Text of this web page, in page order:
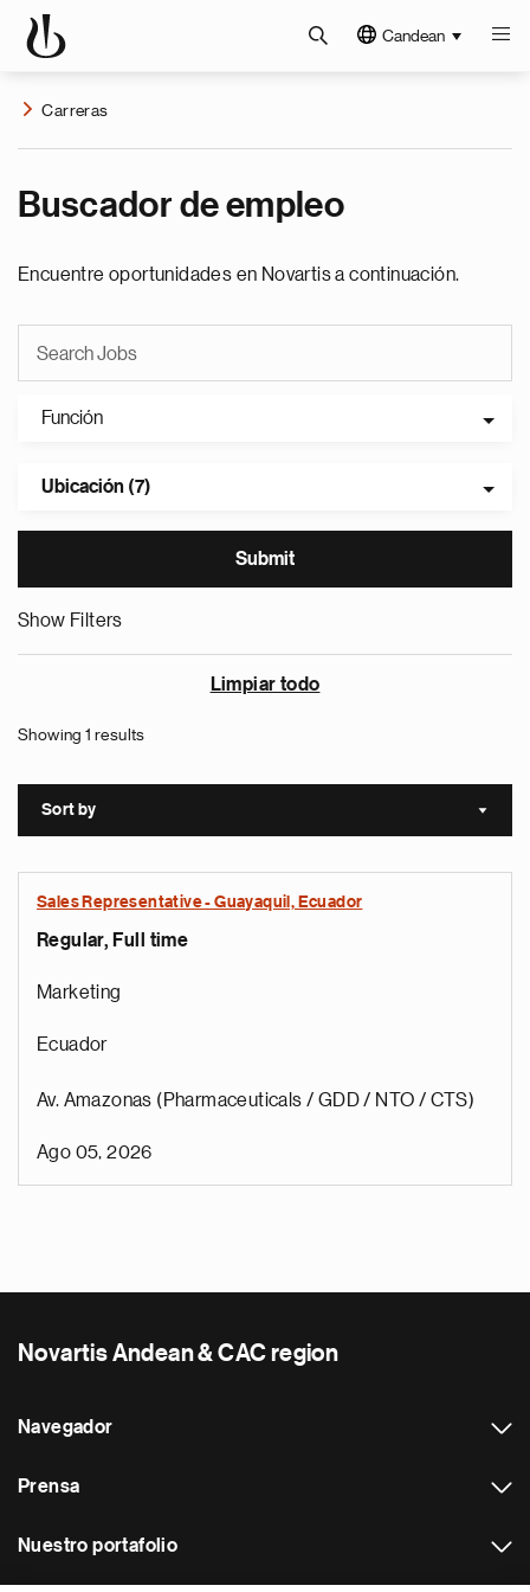
Candean
Carreras
Buscador de empleo
Encuentre oportunidades en Novartis a continuación.
Función
Ubicación (7)
Show Filters
Limpiar todo
Showing 1 results
Sort by Sort
Sales Representative - Guayaquil, Ecuador
Regular, Full time
Marketing
Ecuador
Av. Amazonas (Pharmaceuticals / GDD / NTO / CTS)
Ago 05, 2026
Novartis Andean & CAC region
Navegador
Prensa
Nuestro portafolio